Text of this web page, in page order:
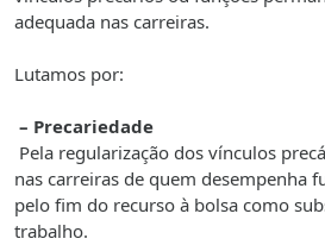
adequada nas carreiras.
Lutamos por:
– Precariedade
Pela regularização dos vínculos
nas carreiras de quem desempenha
pelo fim do recurso à bolsa como
trabalho.